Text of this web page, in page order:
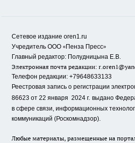
Сетевое издание oren1.ru
Учредитель ООО «Пенза Пресс»
Главный редактор: Полудницына Е.В.
Электронная почта редакции:
Телефон редакции: +79648633133
Реестровая запись о регистрации
86623 от 22 января 2024 г. выдано
в сфере связи, информационных
коммуникаций (Роскомнадзор).
Любые материалы, размещенные на